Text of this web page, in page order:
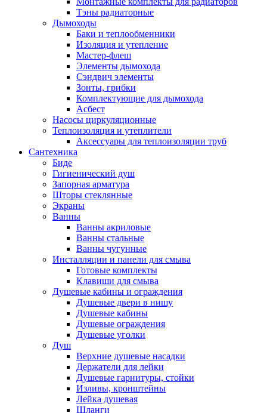
Тэны радиаторные
Дымоходы
Баки и теплообменники
Изоляция и утепление
Мастер-флеш
Элементы дымохода
Сэндвич элементы
Зонты, грибки
Комплектующие для дымохода
Асбест
Насосы циркуляционные
Теплоизоляция и утеплители
Аксессуары для теплоизоляции труб
Сантехника
Биде
Гигиенический душ
Запорная арматура
Шторы стеклянные
Экраны
Ванны
Ванны акриловые
Ванны стальные
Ванны чугунные
Инсталляции и панели для смыва
Готовые комплекты
Клавиши для смыва
Душевые кабины и ограждения
Душевые двери в нишу
Душевые кабины
Душевые ограждения
Душевые уголки
Душ
Верхние душевые насадки
Держатели для лейки
Душевые гарнитуры, стойки
Изливы, кронштейны
Лейка душевая
Шланги